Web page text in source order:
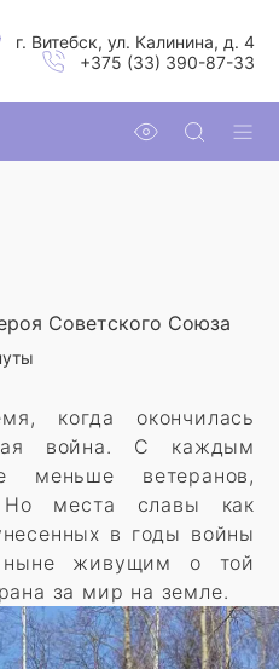
г. Витебск, ул. Калинина, д. 4
+375 (33) 390-87-33
Советского Союза
когда окончилась
война. С каждым
меньше ветеранов,
Но места славы как
в годы войны
ныне живущим о той
за мир на земле.